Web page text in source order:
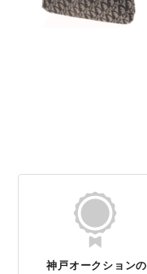
神戸オークションの